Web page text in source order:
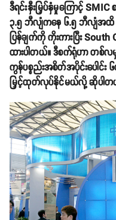
ဒီရင်းနှီးမြှပ်နှံမှုကြောင့်
၃.၅ ဘီလျံကနေ ၆.၅ ဘီလျံ
ပြန်ချက်ကို ကိုးကားပြီး
ထားပါတယ်။ ဒီစက်ရုံဟာ တစ်
ကွန်ပစ္စည်းအစိတ်အပိုင်းပေါင်
မြှင့်ထုတ်လုပ်နိုင်မယ်လို့ ဆိုပါတ